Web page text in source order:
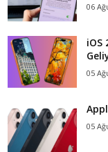
06
iOS
05
05